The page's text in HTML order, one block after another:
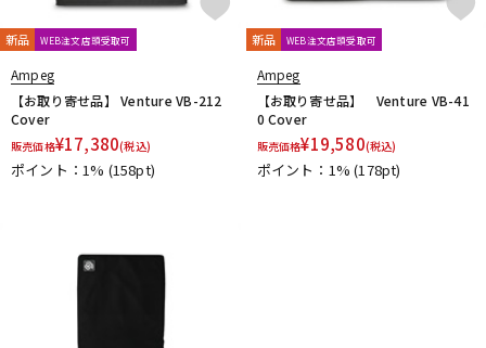
新品 WEB注文店頭受取可
Ampeg
【お取り寄せ品】 Venture VB-212
Cover
販売価格¥17,380(税込)
ポイント：1% (158pt)
新品 WEB注文店頭受取可
Ampeg
【お取り寄せ品】 Venture VB-41
0 Cover
販売価格¥19,580(税込)
ポイント：1%(178pt)